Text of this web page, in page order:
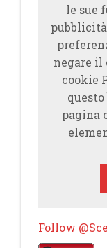
le sue
negare il
cookie
pagina
Follow